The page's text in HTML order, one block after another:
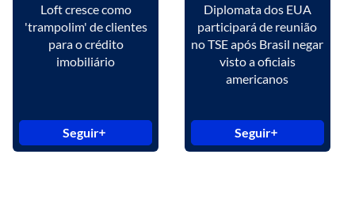
Loft cresce como
'trampolim' de clientes
para o crédito
imobiliário
Seguir
Diplomata dos EUA
participará de reunião
no TSE após Brasil negar
visto a oficiais
americanos
Seguir